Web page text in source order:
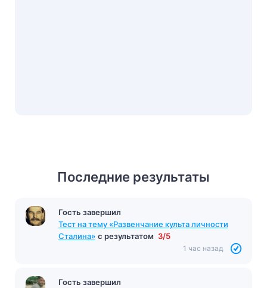
Последние результаты
Гость завершил
Тест на тему «Развенчание культа личности
Сталина» с результатом 3/5
1 час назад
Гость завершил